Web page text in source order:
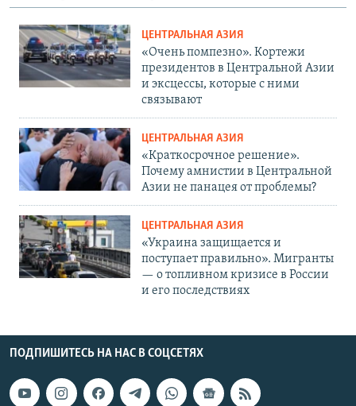
ЦЕНТРАЛЬНАЯ АЗИЯ
«Очень помпезно». Кортежи
президентов в Центральной Азии
и эксцессы, которые с ними
связывают
ЦЕНТРАЛЬНАЯ АЗИЯ
«Краткосрочное решение».
Почему амнистии в Центральной
Азии не панацея от проблемы?
ЦЕНТРАЛЬНАЯ АЗИЯ
«Украина защищается и
поступает правильно». Мигранты
— о топливном кризисе в России
и его последствиях
ПОДПИШИТЕСЬ НА НАС В СОЦСЕТЯХ